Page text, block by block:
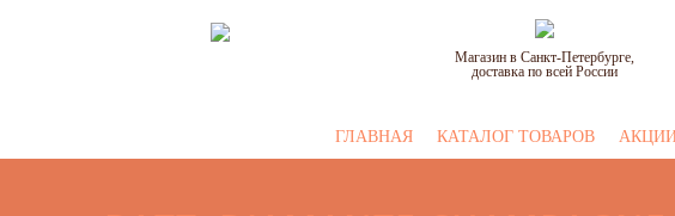
Магазин в Санкт-Петербурге,
доставка по всей России
ГЛАВНАЯ КАТАЛОГ ТОВАРОВ